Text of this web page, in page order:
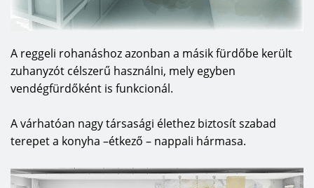
A reggeli rohanáshoz azonban a másik fürdőbe került
zuhanyzót célszerű használni, mely egyben
vendégfürdőként is funkcionál.
A várhatóan nagy társasági élethez biztosít szabad
terepet a konyha –étkező – nappali hármasa.